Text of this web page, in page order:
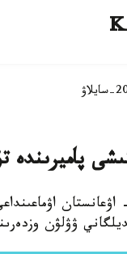
پاميرىندە
ۋۋلۋن